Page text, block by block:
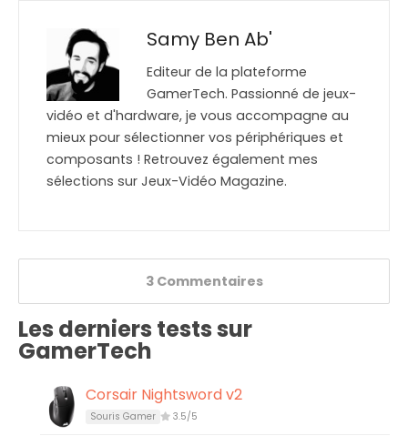
Samy Ben Ab'
Editeur de la plateforme
GamerTech. Passionné de jeux-
vidéo et d'hardware, je vous accompagne au
mieux pour sélectionner vos périphériques et
composants ! Retrouvez également mes
sélections sur Jeux-Vidéo Magazine.
3 Commentaires
Les derniers tests sur
GamerTech
Corsair Nightsword v2
Souris Gamer 3.5/5